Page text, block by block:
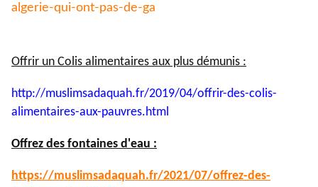
algerie-qui-ont-pas-de-ga
Offrir un Colis alimentaires aux plus démunis :
http://muslimsadaquah.fr/2019/04/offrir-des-colis-
alimentaires-aux-pauvres.html
Offrez des fontaines d'eau :
https://muslimsadaquah.fr/2021/07/offrez-des-